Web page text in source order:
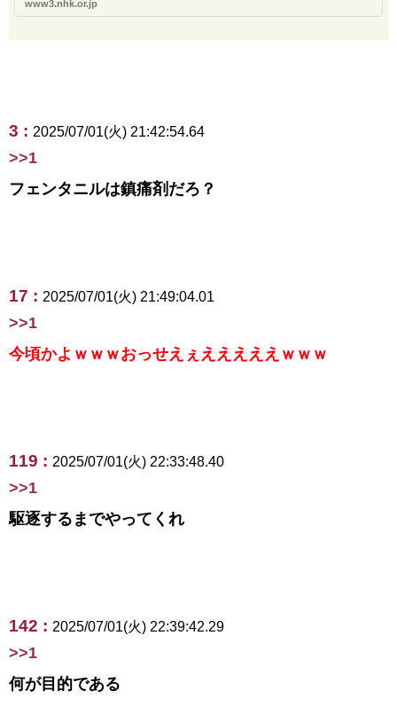
www3.nhk.or.jp
3 : 2025/07/01(火) 21:42:54.64
>>1
フェンタニルは鎮痛剤だろ？
17 : 2025/07/01(火) 21:49:04.01
>>1
今頃かよｗｗｗおっせえぇえええええｗｗｗ
119 : 2025/07/01(火) 22:33:48.40
>>1
駆逐するまでやってくれ
142 : 2025/07/01(火) 22:39:42.29
>>1
何が目的である